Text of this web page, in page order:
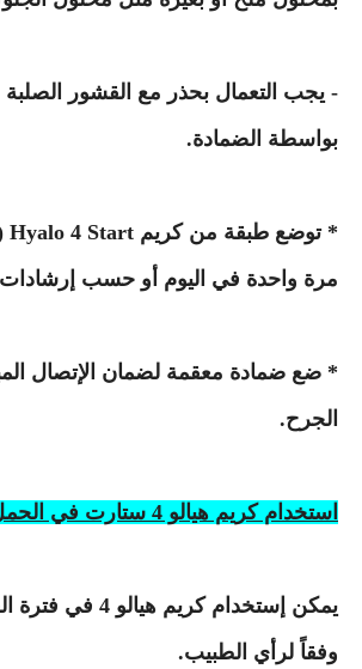
- يجب التعمال بحذر مع القشور الصلبة
بواسطة الضمادة.
مرة واحدة في اليوم أو حسب
* ضع ضمادة معقمة لضمان الإتصال
الجرح.
استخدام كريم هيالو 4 ستارت في الحمل والرضاعة:
يمكن إستخدام كريم
وفقاً لرأي الطبيب.